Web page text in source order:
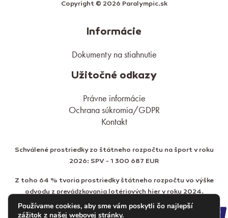
Copyright © 2026 Paralympic.sk
Informácie
Dokumenty na stiahnutie
Užitočné odkazy
Právne informácie
Ochrana súkromia/GDPR
Kontakt
Schválené prostriedky zo štátneho rozpočtu na šport v roku
2026: SPV - 1 300 687 EUR
Z toho 64 % tvoria prostriedky štátneho rozpočtu vo výške
odvodu z prevádzkovania lotériových hier v roku 2024.
Používame cookies, aby sme vám poskytli čo najlepší
zážitok z našej webovej stránky.